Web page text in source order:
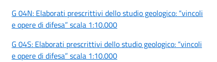
G 04N: Elaborati prescrittivi dello studio geologico: “vincoli
e opere di difesa” scala 1:10.000
G 04S: Elaborati prescrittivi dello studio geologico: “vincoli
e opere di difesa” scala 1:10.000